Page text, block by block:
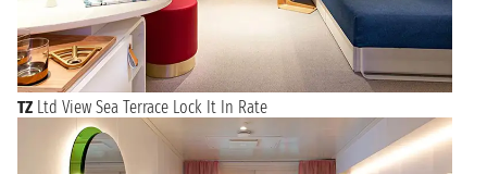
TZ Ltd View Sea Terrace Lock It In Rate